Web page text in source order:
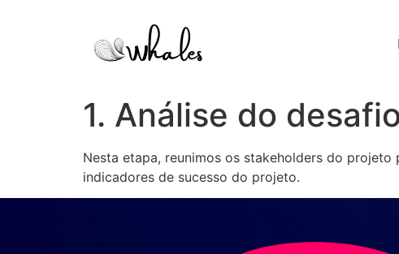
1. Análise do
Nesta etapa, reunimos os stakeholders do
indicadores de sucesso do projeto.